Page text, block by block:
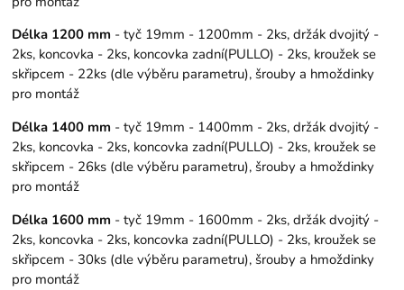
Délka 1200 mm - tyč 19mm - 1200mm - 2ks, držák dvojitý -
2ks, koncovka - 2ks, koncovka zadní(PULLO) - 2ks, kroužek se
skřipcem - 22ks (dle výběru parametru), šrouby a hmoždinky
pro montáž
Délka 1400 mm - tyč 19mm - 1400mm - 2ks, držák dvojitý -
2ks, koncovka - 2ks, koncovka zadní(PULLO) - 2ks, kroužek se
skřipcem - 26ks (dle výběru parametru), šrouby a hmoždinky
pro montáž
Délka 1600 mm - tyč 19mm - 1600mm - 2ks, držák dvojitý -
2ks, koncovka - 2ks, koncovka zadní(PULLO) - 2ks, kroužek se
skřipcem - 30ks (dle výběru parametru), šrouby a hmoždinky
pro montáž